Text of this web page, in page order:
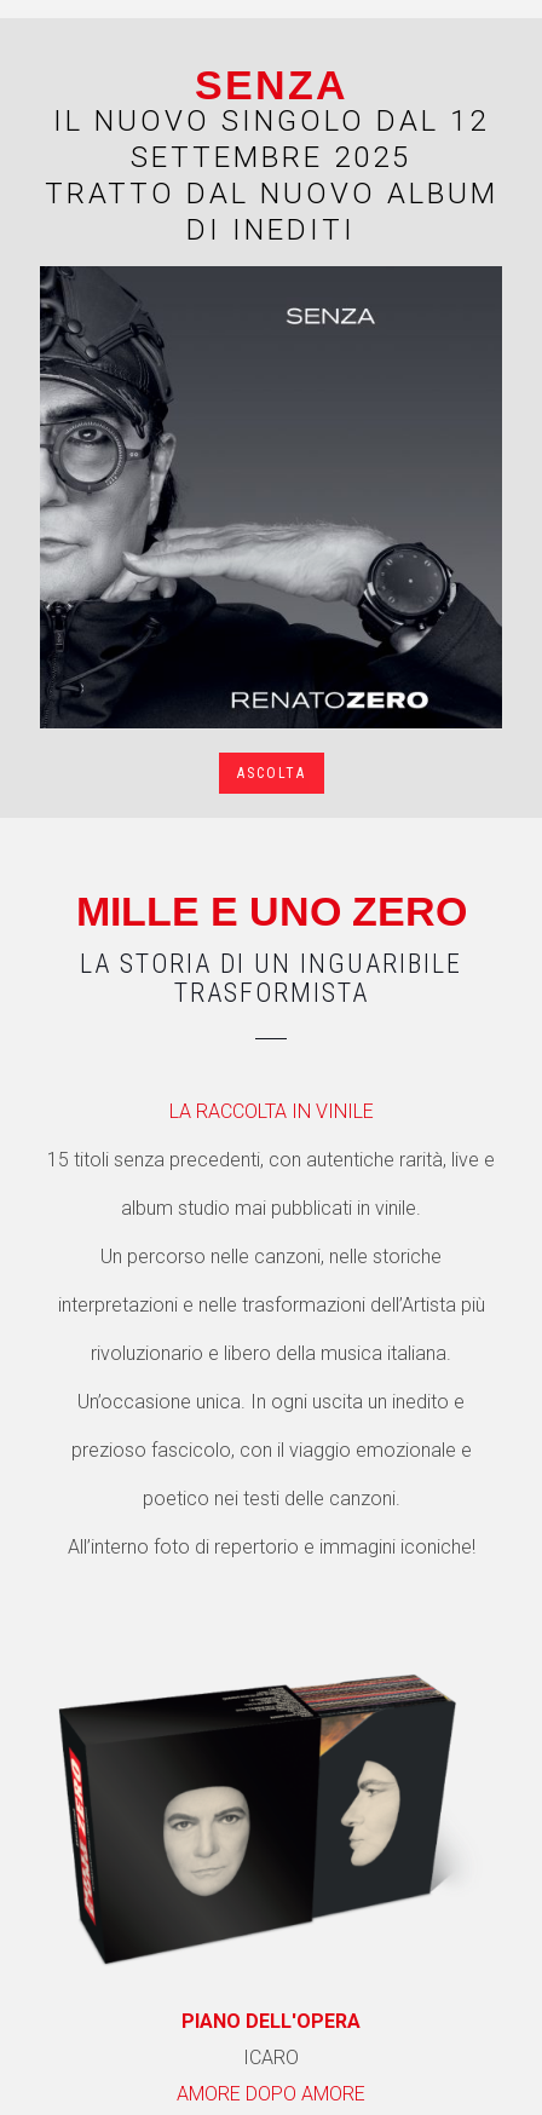
SENZA
IL NUOVO SINGOLO DAL 12
SETTEMBRE 2025
TRATTO DAL NUOVO ALBUM
DI INEDITI
ASCOLTA
MILLE E UNO ZERO
LA STORIA DI UN INGUARIBILE
TRASFORMISTA
LA RACCOLTA IN VINILE
15 titoli senza precedenti, con autentiche rarità, live e
album studio mai pubblicati in vinile.
Un percorso nelle canzoni, nelle storiche
interpretazioni e nelle trasformazioni dell’Artista più
rivoluzionario e libero della musica italiana.
Un’occasione unica. In ogni uscita un inedito e
prezioso fascicolo, con il viaggio emozionale e
poetico nei testi delle canzoni.
All’interno foto di repertorio e immagini iconiche!
PIANO DELL'OPERA
ICARO
AMORE DOPO AMORE